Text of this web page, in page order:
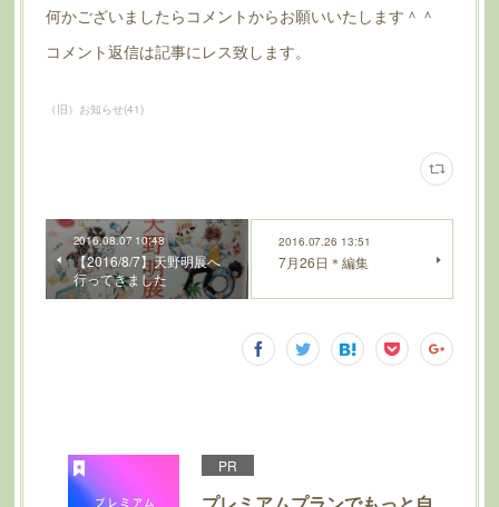
何かございましたらコメントからお願いいたします＾＾
コメント返信は記事にレス致します。
（旧）お知らせ(41)
2016.08.07 10:48
【2016/8/7】天野明展へ
行ってきました
2016.07.26 13:51
7月26日＊編集
PR